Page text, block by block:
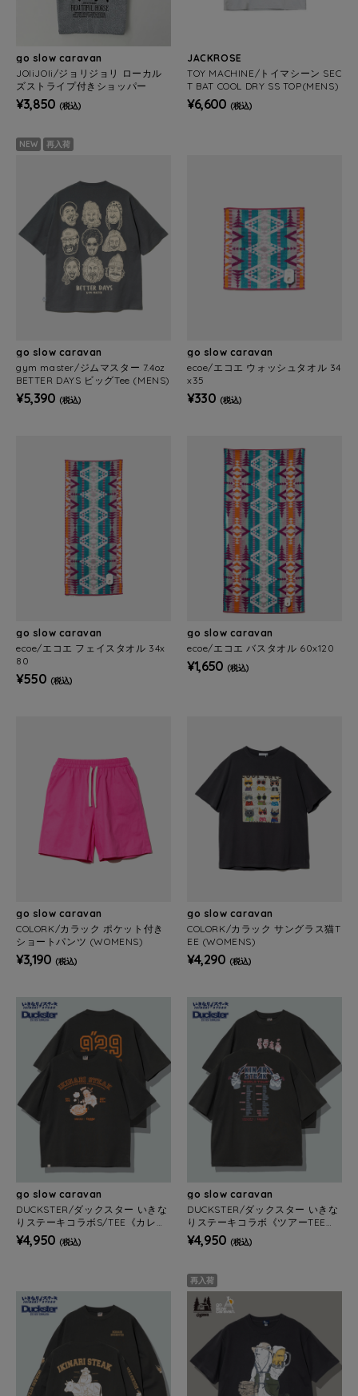
go slow caravan
JOliJOli/ジョリジョリ ローカル
ズストライプ付きショッパー
¥3,850 (税込)
JACKROSE
TOY MACHINE/トイマシーン SEC
T BAT COOL DRY SS TOP(MENS)
¥6,600 (税込)
NEW 再入荷
go slow caravan
gym master/ジムマスター 7.4oz
BETTER DAYS ビッグTee (MENS)
¥5,390 (税込)
go slow caravan
ecoe/エコエ ウォッシュタオル 34
x35
¥330 (税込)
go slow caravan
ecoe/エコエ フェイスタオル 34x
80
¥550 (税込)
go slow caravan
ecoe/エコエ バスタオル 60x120
¥1,650 (税込)
go slow caravan
COLORK/カラック ポケット付き
ショートパンツ (WOMENS)
¥3,190 (税込)
go slow caravan
COLORK/カラック サングラス猫T
EE (WOMENS)
¥4,290 (税込)
go slow caravan
DUCKSTER/ダックスター いきな
りステーキコラボS/TEE《カレッ
ジ》(MENS)
¥4,950 (税込)
go slow caravan
DUCKSTER/ダックスター いきな
りステーキコラボ《ツアーTEE》
(MENS)
¥4,950 (税込)
再入荷